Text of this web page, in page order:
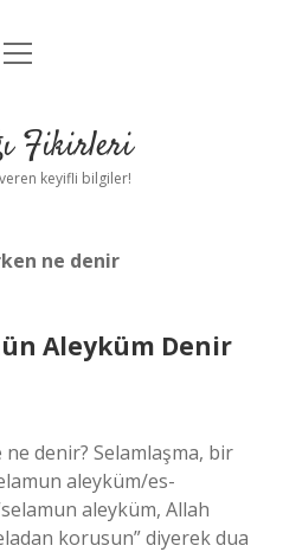
Uyarı
menüyü
Fikirleri
keyifli bilgiler!
ne denir
Aleyküm Denir
denir? Selamlaşma, bir
aleyküm/es-
aleyküm, Allah
korusun” diyerek dua